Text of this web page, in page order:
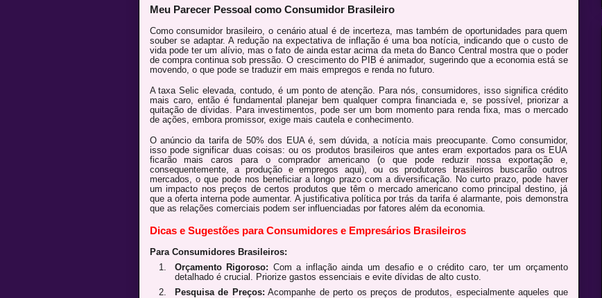
Meu Parecer Pessoal como Consumidor Brasileiro
Como consumidor brasileiro, o cenário atual é de incerteza, mas também de oportunidades para quem
souber se adaptar. A redução na expectativa de inflação é uma boa notícia, indicando que o custo de
vida pode ter um alívio, mas o fato de ainda estar acima da meta do Banco Central mostra que o poder
de compra continua sob pressão. O crescimento do PIB é animador, sugerindo que a economia está se
movendo, o que pode se traduzir em mais empregos e renda no futuro.
A taxa Selic elevada, contudo, é um ponto de atenção. Para nós, consumidores, isso significa crédito
mais caro, então é fundamental planejar bem qualquer compra financiada e, se possível, priorizar a
quitação de dívidas. Para investimentos, pode ser um bom momento para renda fixa, mas o mercado
de ações, embora promissor, exige mais cautela e conhecimento.
O anúncio da tarifa de 50% dos EUA é, sem dúvida, a notícia mais preocupante. Como consumidor,
isso pode significar duas coisas: ou os produtos brasileiros que antes eram exportados para os EUA
ficarão mais caros para o comprador americano (o que pode reduzir nossa exportação e,
consequentemente, a produção e empregos aqui), ou os produtores brasileiros buscarão outros
mercados, o que pode nos beneficiar a longo prazo com a diversificação. No curto prazo, pode haver
um impacto nos preços de certos produtos que têm o mercado americano como principal destino, já
que a oferta interna pode aumentar. A justificativa política por trás da tarifa é alarmante, pois demonstra
que as relações comerciais podem ser influenciadas por fatores além da economia.
Dicas e Sugestões para Consumidores e Empresários Brasileiros
Para Consumidores Brasileiros:
Orçamento Rigoroso: Com a inflação ainda um desafio e o crédito caro, ter um orçamento
detalhado é crucial. Priorize gastos essenciais e evite dívidas de alto custo.
Pesquisa de Preços: Acompanhe de perto os preços de produtos, especialmente aqueles que